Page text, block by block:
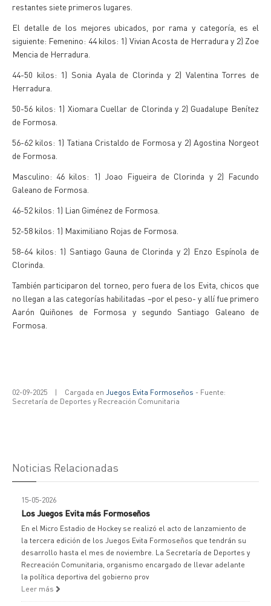
restantes siete primeros lugares.
El detalle de los mejores ubicados, por rama y categoría, es el
siguiente: Femenino: 44 kilos: 1) Vivian Acosta de Herradura y 2) Zoe
Mencia de Herradura.
44-50 kilos: 1) Sonia Ayala de Clorinda y 2) Valentina Torres de
Herradura.
50-56 kilos: 1) Xiomara Cuellar de Clorinda y 2) Guadalupe Benítez
de Formosa.
56-62 kilos: 1) Tatiana Cristaldo de Formosa y 2) Agostina Norgeot
de Formosa.
Masculino: 46 kilos: 1) Joao Figueira de Clorinda y 2) Facundo
Galeano de Formosa.
46-52 kilos: 1) Lian Giménez de Formosa.
52-58 kilos: 1) Maximiliano Rojas de Formosa.
58-64 kilos: 1) Santiago Gauna de Clorinda y 2) Enzo Espínola de
Clorinda.
También participaron del torneo, pero fuera de los Evita, chicos que
no llegan a las categorías habilitadas –por el peso- y allí fue primero
Aarón Quiñones de Formosa y segundo Santiago Galeano de
Formosa.
02-09-2025 | Cargada en Juegos Evita Formoseños - Fuente:
Secretaría de Deportes y Recreación Comunitaria
Noticias Relacionadas
15-05-2026
Los Juegos Evita más Formoseños
En el Micro Estadio de Hockey se realizó el acto de lanzamiento de
la tercera edición de los Juegos Evita Formoseños que tendrán su
desarrollo hasta el mes de noviembre. La Secretaría de Deportes y
Recreación Comunitaria, organismo encargado de llevar adelante
la política deportiva del gobierno prov
Leer más